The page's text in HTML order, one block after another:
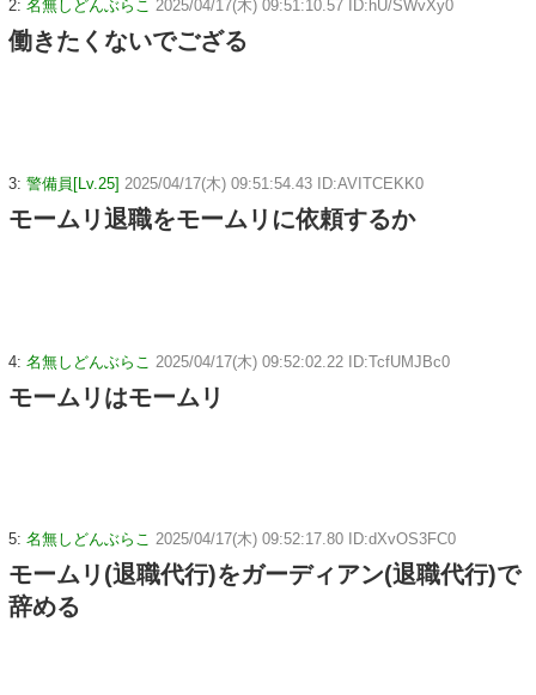
2: 名無しどんぶらこ 2025/04/17(木) 09:51:10.57 ID:hU/SWvXy0
働きたくないでござる
3: 警備員[Lv.25] 2025/04/17(木) 09:51:54.43 ID:AVITCEKK0
モームリ退職をモームリに依頼するか
4: 名無しどんぶらこ 2025/04/17(木) 09:52:02.22 ID:TcfUMJBc0
モームリはモームリ
5: 名無しどんぶらこ 2025/04/17(木) 09:52:17.80 ID:dXvOS3FC0
モームリ(退職代行)をガーディアン(退職代行)で
辞める